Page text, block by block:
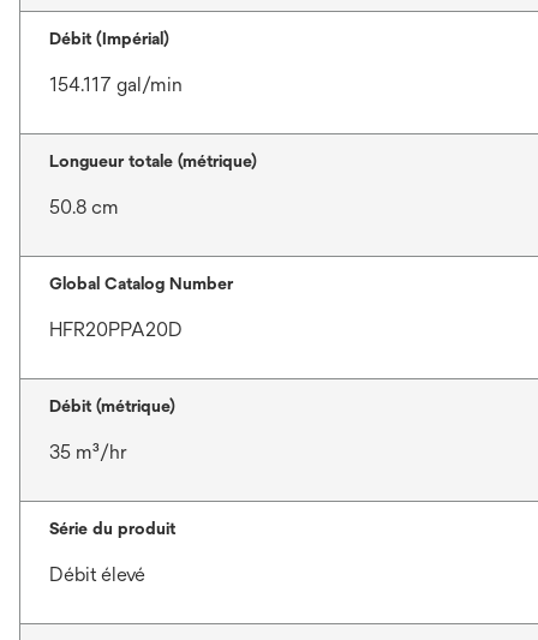
Débit (Impérial)
154.117 gal/min
Longueur totale (métrique)
50.8 cm
Global Catalog Number
HFR20PPA20D
Débit (métrique)
35 m³/hr
Série du produit
Débit élevé